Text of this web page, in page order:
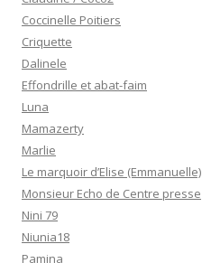
Coccinelle Poitiers
Criquette
Dalinele
Effondrille et abat-faim
Luna
Mamazerty
Marlie
Le marquoir d’Elise (Emmanuelle)
Monsieur Echo de Centre presse
Nini 79
Niunia18
Pamina